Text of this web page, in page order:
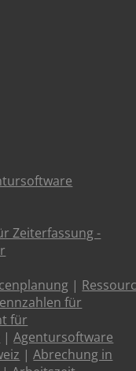
Zeiterfassung -
|
für
für
|Agentursoftware
|Abrechung in